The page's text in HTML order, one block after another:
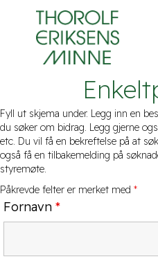
Fyll ut skjema under. Legg inn en
du søker om bidrag. Legg gjerne
etc. Du vil få en bekreftelse på at
også få en tilbakemelding på
styremøte.
Påkrevde felter er merket med *
Fornavn *